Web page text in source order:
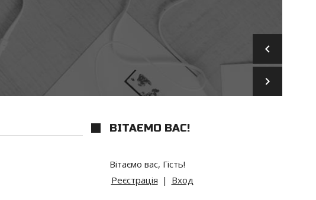
keyboard_arrow_left
keyboard_arrow_right
ВІТАЄМО ВАС!
Вітаємо вас, Гість!
Реєстрація | Вход